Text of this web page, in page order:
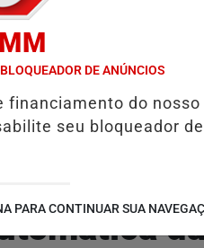
LEGAIS
EM NOVO ANUÁRIO DA
DE ANÚNCIOS
do nosso
seu bloqueador
PARA CONTINUAR SUA